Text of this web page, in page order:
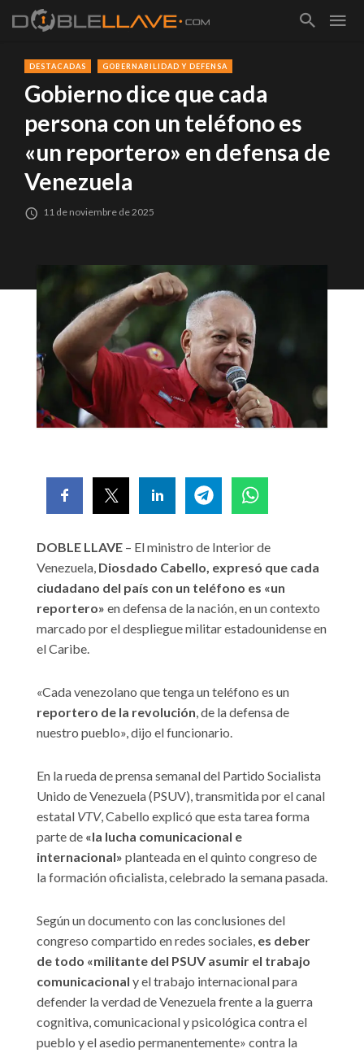
DESTACADAS GOBERNABILIDAD Y DEFENSA
Gobierno dice que cada
persona con un teléfono es
«un reportero» en defensa de
Venezuela
11 de noviembre de 2025
DOBLE LLAVE – El ministro de Interior de
Venezuela, Diosdado Cabello, expresó que cada
ciudadano del país con un teléfono es «un
reportero» en defensa de la nación, en un contexto
marcado por el despliegue militar estadounidense en
el Caribe.
«Cada venezolano que tenga un teléfono es un
reportero de la revolución , de la defensa de
nuestro pueblo», dijo el funcionario.
En la rueda de prensa semanal del Partido Socialista
Unido de Venezuela (PSUV), transmitida por el canal
estatal VTV, Cabello explicó que esta tarea forma
parte de «la lucha comunicacional e
internacional» planteada en el quinto congreso de
la formación oficialista, celebrado la semana pasada.
Según un documento con las conclusiones del
congreso compartido en redes sociales, es deber
de todo «militante del PSUV asumir el trabajo
comunicacional y el trabajo internacional para
defender la verdad de Venezuela frente a la guerra
cognitiva, comunicacional y psicológica contra el
pueblo y el asedio permanentemente» contra la